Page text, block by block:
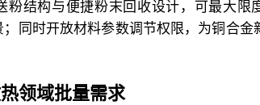
结构与便捷粉末回收设计，可最大限
同时开放材料参数调节权限，为铜合金
领域批量需求